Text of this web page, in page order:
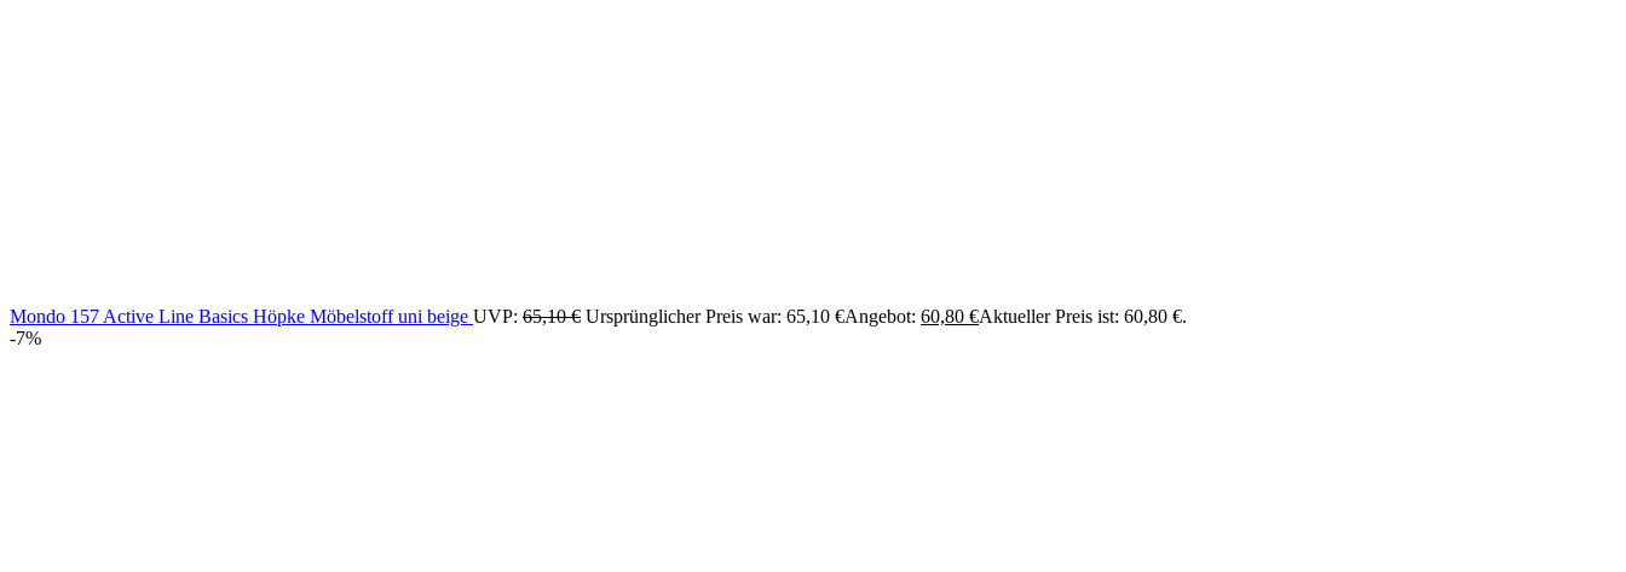
Mondo 157 Active Line Basics Höpke Möbelstoff uni beige UVP: 65,10€ Ursprünglicher Preis war: 65,10 €Angebot: 60,80 €Aktueller Preis ist: 60,80 €.
-7%